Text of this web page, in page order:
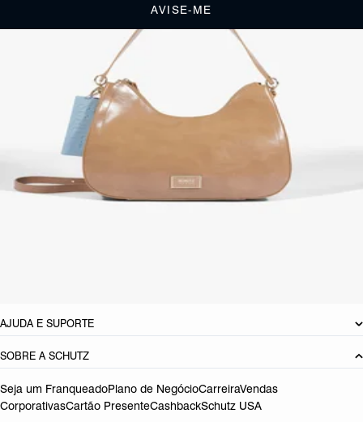
AVISE-ME
Essa bolsa shoulder marrom é ideal para quem busca um modelo
versátil e estiloso! Com detalhe Schutz personalizado e bagcharm em
cor contrastante, ela adiciona um toque moderno ao visual. Tem
amplo espaço para levar seus itens e a praticidade de levar no ombro.
É a bolsa feminina perfeita para acompanhar produções do dia a dia à
noite! Comprimento da alça: 47 cm | Largura da alça: 1,5 cm
CARACTERÍSTICAS
AJUDA E SUPORTE
SOBRE A SCHUTZ
Seja um FranqueadoPlano de NegócioCarreiraVendas
CorporativasCartão PresenteCashbackSchutz USA